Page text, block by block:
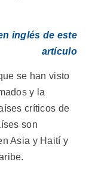
inglés de este
artículo
se han visto
y la
críticos de
son
Asia y Haití y